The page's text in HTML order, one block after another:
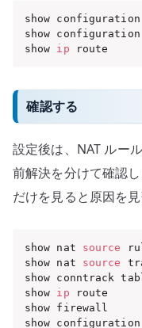
show configuration
show configuration
show ip route
確認する
設定後は、NAT ルー
前解決を分けて確認
だけを見ると原因を見
show nat source
show nat source
show conntrack
show ip route
show firewall
show configuration